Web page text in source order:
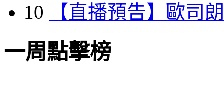
10
【直播預告】歐司
一周點擊榜